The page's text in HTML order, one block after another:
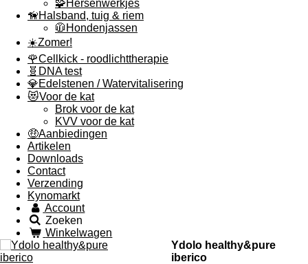
🧩Hersenwerkjes
🦮Halsband, tuig & riem
🧥Hondenjassen
☀️Zomer!
🌹Cellkick - roodlichttherapie
🧬DNA test
💎Edelstenen / Watervitalisering
😻Voor de kat
Brok voor de kat
KVV voor de kat
🤑Aanbiedingen
Artikelen
Downloads
Contact
Verzending
Kynomarkt
Account
Zoeken
Winkelwagen
Ydolo healthy&pure
iberico